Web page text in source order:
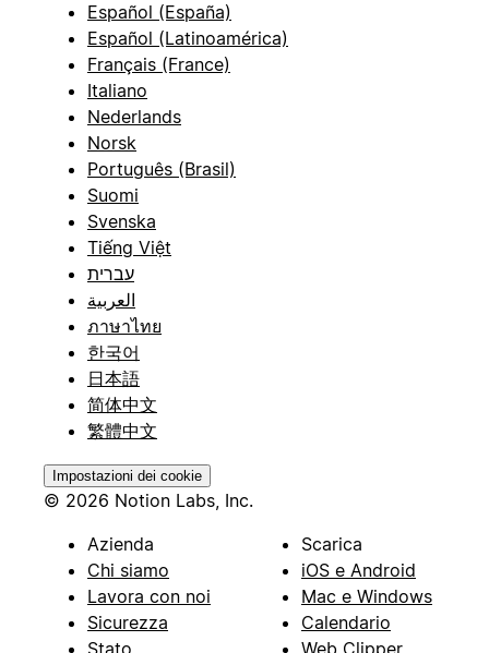
Español (España)
Español (Latinoamérica)
Français (France)
Italiano
Nederlands
Norsk
Português (Brasil)
Suomi
Svenska
Tiếng Việt
עברית
العربية
ภาษาไทย
한국어
日本語
简体中文
繁體中文
Impostazioni dei cookie
© 2026 Notion Labs, Inc.
Azienda
Chi siamo
Lavora con noi
Sicurezza
Scarica
iOS e Android
Mac e Windows
Calendario